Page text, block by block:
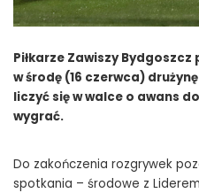
Piłkarze Zawiszy
w środę (16 czerwca)
liczyć się w walce o awans
wygrać.
Do zakończenia rozgrywek
spotkania – środowe z